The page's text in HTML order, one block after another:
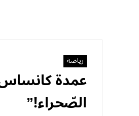
رياضة
عمدة كانساس
الصّحراء!”